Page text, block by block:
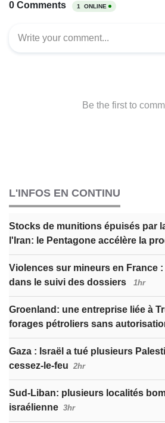
L'INFOS EN CONTINU
Stocks de munitions épuisés par
l'Iran: le Pentagone accélère la
Violences sur mineurs en France
dans le suivi des dossiers
1hr
Groenland: une entreprise liée à
forages pétroliers sans
Gaza : Israël a tué plusieurs
cessez-le-feu 2hr
Sud-Liban: plusieurs localités
israélienne 3hr